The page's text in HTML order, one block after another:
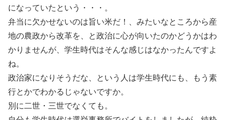
になっていたという・・・。
弁当に欠かせないのは旨い米だ！、みたいなところから産
地の農政から改革を、と政治に心が向いたのかどうかはわ
かりませんが、学生時代はそんな感じはなかったんですよ
ね。
政治家になりそうだな、という人は学生時代にも、もう素
行とかでわかるじゃないですか。
別に二世・三世でなくても。